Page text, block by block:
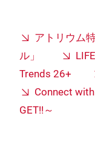
アトリウム
ル」
Trends 26+
Connect
GET!!～